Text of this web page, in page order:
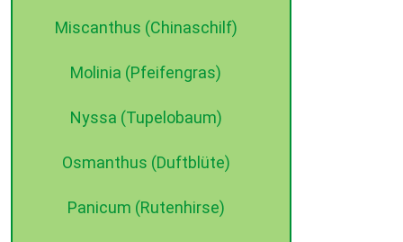
Miscanthus (Chinaschilf)
Molinia (Pfeifengras)
Nyssa (Tupelobaum)
Osmanthus (Duftblüte)
Panicum (Rutenhirse)